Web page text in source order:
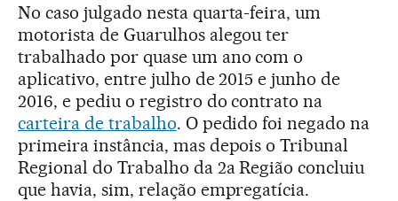
No caso julgado nesta quarta-feira, um
motorista de Guarulhos alegou ter
trabalhado por quase um ano com o
aplicativo, entre julho de 2015 e junho de
2016, e pediu o registro do contrato na
carteira de trabalho. O pedido foi negado na
primeira instância, mas depois o Tribunal
Regional do Trabalho da 2a Região concluiu
que havia, sim, relação empregatícia.